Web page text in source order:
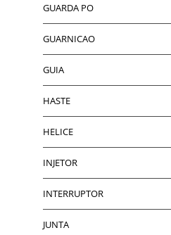
GUARDA PO
GUARNICAO
GUIA
HASTE
HELICE
INJETOR
INTERRUPTOR
JUNTA